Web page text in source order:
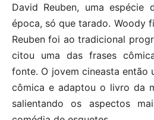
David Reuben, uma espécie
época, só que tarado. Woody
Reuben foi ao tradicional
citou uma das frases
fonte. O jovem cineasta então
cômica e adaptou o livro da
salientando os aspectos